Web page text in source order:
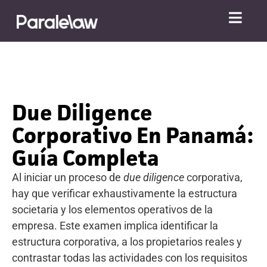
Due Diligence
Corporativo En Panamá:
Guía Completa
Al iniciar un proceso de due diligencecorporativa,
hay que verificar exhaustivamente la estructura
societaria y los elementos operativos de la
empresa. Este examen implica identificar la
estructura corporativa, a los propietarios reales y
contrastar todas las actividades con los requisitos